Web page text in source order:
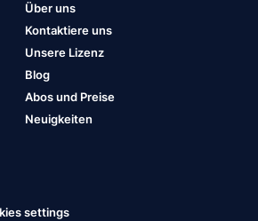
Über uns
Kontaktiere uns
Unsere Lizenz
Blog
Abos und Preise
Neuigkeiten
settings